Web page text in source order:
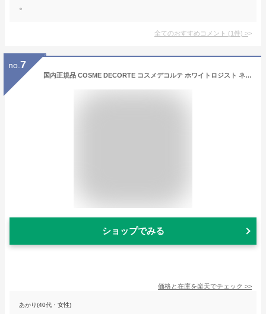
。
全てのおすすめコメント (1件) >
no. 7
国内正規品 COSME DECORTE コスメデコルテ ホワイトロジスト ネオジェネシス ブライトニング コンセントレイト 本体 40ml 美白 美容液 スキンケア コスメ メイク 誕生日 記念日 母の日 プレゼント ギフト 彼女 妻 母 女性 人気 ご褒美 忘年会 20代 30代 40代 50代 クリスマス
ショップでみる
価格と在庫を楽天でチェック >>
あかり(40代・女性)